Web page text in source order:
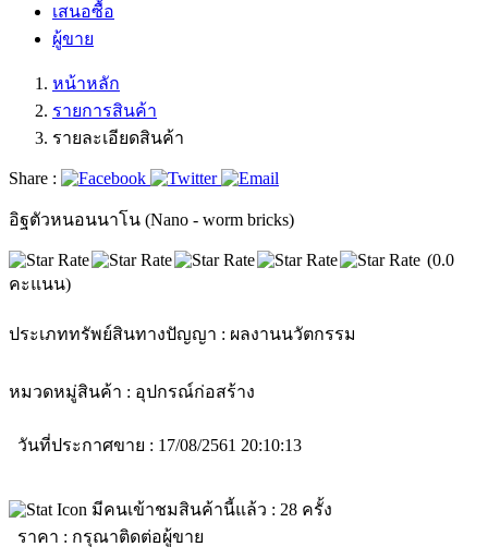
เสนอซื้อ
ผู้ขาย
หน้าหลัก
รายการสินค้า
รายละเอียดสินค้า
Share :
อิฐตัวหนอนนาโน (Nano - worm bricks)
(0.0
คะแนน)
ประเภททรัพย์สินทางปัญญา : ผลงานนวัตกรรม
หมวดหมู่สินค้า : อุปกรณ์ก่อสร้าง
วันที่ประกาศขาย : 17/08/2561 20:10:13
มีคนเข้าชมสินค้านี้แล้ว : 28 ครั้ง
ราคา : กรุณาติดต่อผู้ขาย